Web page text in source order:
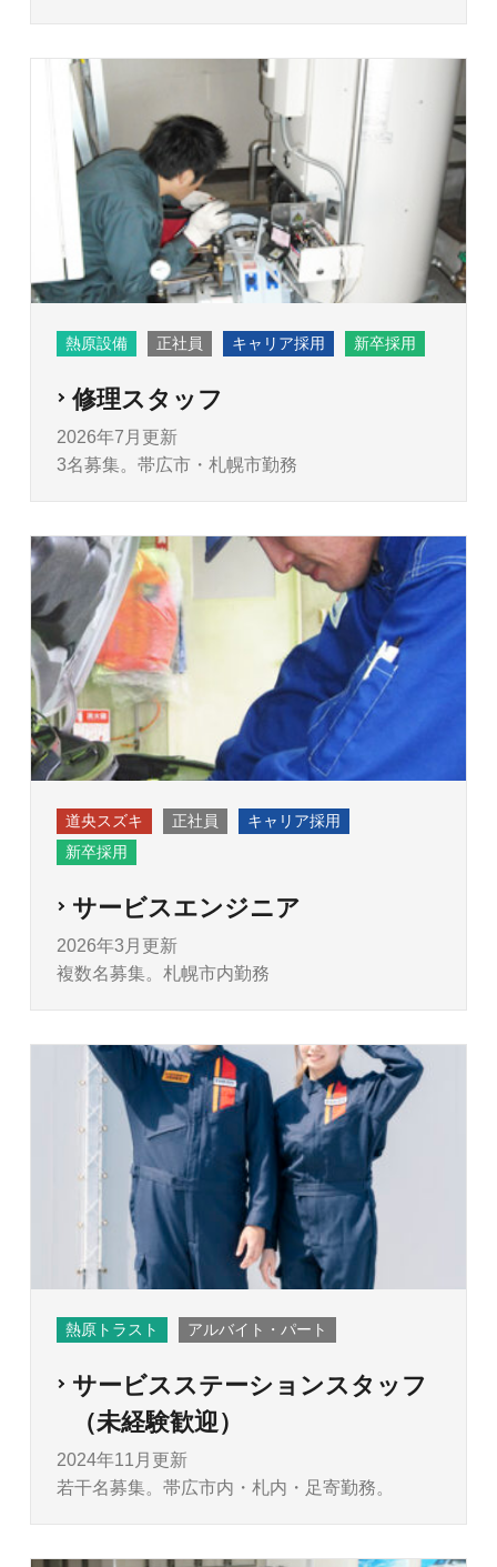
熱原設備 正社員 キャリア採用 新卒採用
修理スタッフ
2026年7月更新
3名募集。帯広市・札幌市勤務
道央スズキ 正社員
キャリア採用
新卒採用
サービスエンジニア
2026年3月更新
複数名募集。札幌市内勤務
熱原トラスト アルバイト・パート
サービスステーションスタッフ
（未経験歓迎）
2024年11月更新
若干名募集。帯広市内・札内・足寄勤務。